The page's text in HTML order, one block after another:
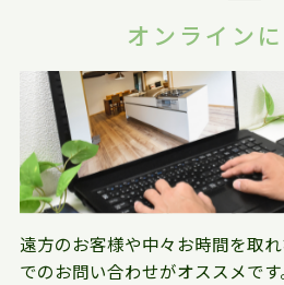
オンライン
遠方のお客様や中々お時間を取
でのお問い合わせがオススメで